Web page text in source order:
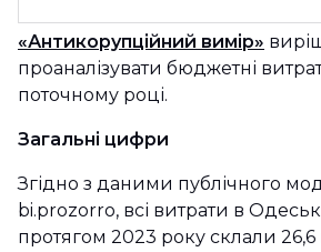
«Антикорупційний вимір»
проаналізувати бюджетні
поточному році.
Загальні цифри
Згідно з даними публічного
bi.prozorro, всі витрати в
протягом 2023 року склали